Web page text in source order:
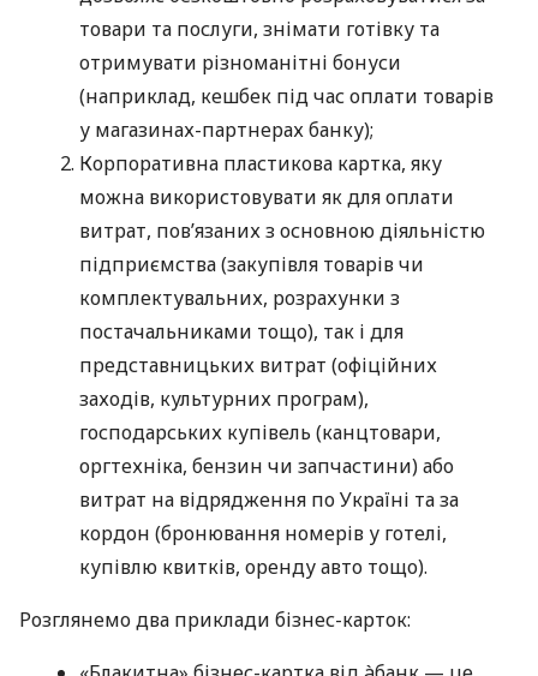
товари та послуги, знімати готівку та
отримувати різноманітні бонуси
(наприклад, кешбек під час оплати товарів
у магазинах-партнерах банку);
Корпоративна пластикова картка, яку
можна використовувати як для оплати
витрат, пов’язаних з основною діяльністю
підприємства (закупівля товарів чи
комплектувальних, розрахунки з
постачальниками тощо), так і для
представницьких витрат (офіційних
заходів, культурних програм),
господарських купівель (канцтовари,
оргтехніка, бензин чи запчастини) або
витрат на відрядження по Україні та за
кордон (бронювання номерів у готелі,
купівлю квитків, оренду авто тощо).
Розглянемо два приклади бізнес-карток: